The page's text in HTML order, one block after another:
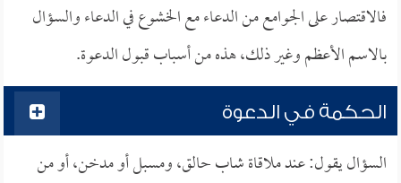
فالاقتصار على الجوامع من الدعاء مع الخشوع في الدعاء والسؤال
بالاسم الأعظم وغير ذلك، هذه من أسباب قبول الدعوة.
الحكمة في الدعوة
السؤال يقول: عند ملاقاة شاب حالق، ومسبل أو مدخن، أو من